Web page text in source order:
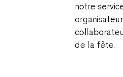
notre
de la fête.